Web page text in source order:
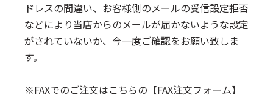
ドレスの間違い、お客様側のメールの受信設定拒否
などにより当店からのメールが届かないような設定
がされていないか、今一度ご確認をお願い致しま
す。
※FAXでのご注文はこちらの 【FAX注文フォーム】